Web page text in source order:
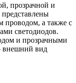
прозрачной и
проводом, а также с
светодиодов.
и прозрачными
внешний вид